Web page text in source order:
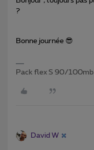
?
Bonne journée 😎
Pack flex S 90/
David W